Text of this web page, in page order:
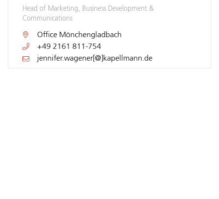
Head of Marketing, Business Development &
Communications
Office Mönchengladbach
+49 2161 811-754
jennifer.wagener[@]kapellmann.de